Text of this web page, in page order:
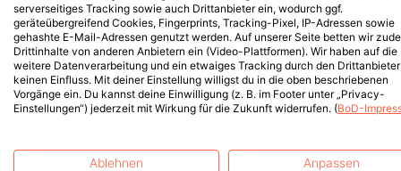
serverseitiges Tracking sowie auch Drittanbieter ein, wodurch ggf.
geräteübergreifend Cookies, Fingerprints, Tracking-Pixel, IP-Adressen sowie
gehashte E-Mail-Adressen genutzt werden. Auf unserer Seite betten wir
Drittinhalte von anderen Anbietern ein (Video-Plattformen). Wir haben auf die
weitere Datenverarbeitung und ein etwaiges Tracking durch den Drittanbieter
keinen Einfluss. Mit deiner Einstellung willigst du in die oben beschriebenen
Vorgänge ein. Du kannst deine Einwilligung (z. B. im Footer unter „Privacy-
Einstellungen“) jederzeit mit Wirkung für die Zukunft widerrufen. (BoD-
Ablehnen Anpassen